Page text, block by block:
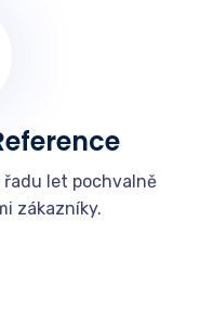
řadu let pochvalně
zákazníky.